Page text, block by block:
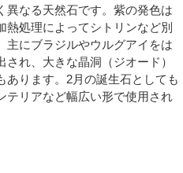
異なる天然石です。紫の発色は
処理によってシトリンなど別
主にブラジルやウルグアイをは
れ、大きな晶洞（ジオード）
ります。2月の誕生石としても
テリアなど幅広い形で使用され